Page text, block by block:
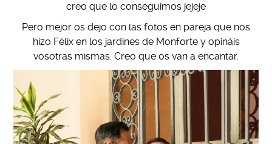
creo que lo conseguimos jejeje
Pero mejor os dejo con las fotos en pareja que nos
hizo Félix en los jardines de Monforte y opináis
vosotras mismas. Creo que os van a encantar.